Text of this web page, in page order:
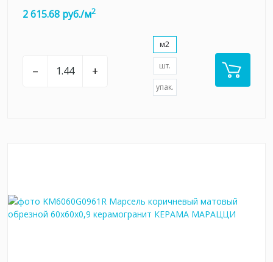
2 615.68 руб./м2
– +
м2
шт.
упак.